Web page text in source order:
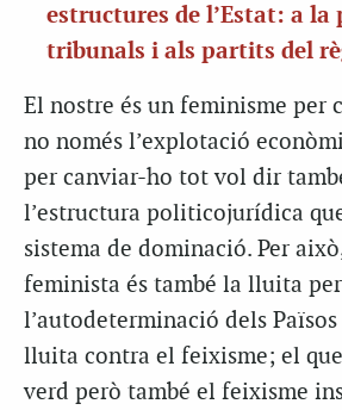
estructures de l’Estat: a la
tribunals i als partits del
El nostre és un feminisme per
no només l’explotació
per canviar-ho tot vol dir
l’estructura politicojurídica
sistema de dominació. Per
feminista és també la lluita per
l’autodeterminació dels
lluita contra el feixisme; el
verd però també el feixisme